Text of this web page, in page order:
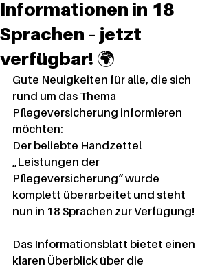
Informationen in 18
Sprachen – jetzt
verfügbar! 🌍
Gute Neuigkeiten für alle, die sich
rund um das Thema
Pflegeversicherung informieren
möchten:
Der beliebte Handzettel
„Leistungen der
Pflegeversicherung“ wurde
komplett überarbeitet und steht
nun in 18 Sprachen zur Verfügung!
Das Informationsblatt bietet einen
klaren Überblick über die